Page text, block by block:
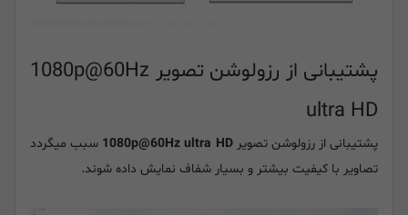
پشتیبانی از رزولوشن تصویر 1080p@60Hz
ultra HD
پشتیبانی از رزولوشن تصویر1080p@60Hz ultra HD سبب میگردد
تصاویر با کیفیت بیشتر و بسیار شفاف نمایش داده شوند.